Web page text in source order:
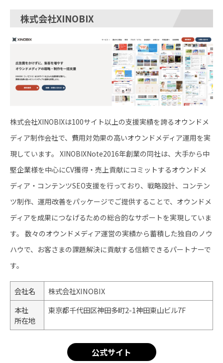
株式会社XINOBIX
株式会社XINOBIXは100サイト以上の支援実績を誇るオウンドメ
ディア制作会社で、費用対効果の高いオウンドメディア運用を実
現しています。 XINOBIXNote2016年創業の同社は、大手から中
堅企業様を中心にCV獲得・売上貢献にコミットするオウンドメ
ディア・コンテンツSEO支援を行っており、戦略設計、コンテン
ツ制作、運用改善をパッケージでご提供することで、オウンドメ
ディアを成果につなげるための総合的なサポートを実現していま
す。 数々のオウンドメディア運営の実績から蓄積した独自のノウ
ハウで、お客さまの課題解決に貢献する信頼できるパートナーで
す。
会社名
株式会社XINOBIX
本社
所在地
東京都千代田区神田多町2-1神田東山ビル7F
公式サイト